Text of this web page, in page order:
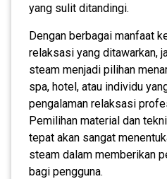
yang sulit ditandingi.
Dengan berbagai manfaat
relaksasi yang ditawarkan,
steam menjadi pilihan
spa, hotel, atau individu
pengalaman relaksasi
Pemilihan material dan
tepat akan sangat
steam dalam memberikan
bagi pengguna.